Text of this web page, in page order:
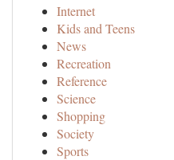
Internet
Kids and Teens
News
Recreation
Reference
Science
Shopping
Society
Sports